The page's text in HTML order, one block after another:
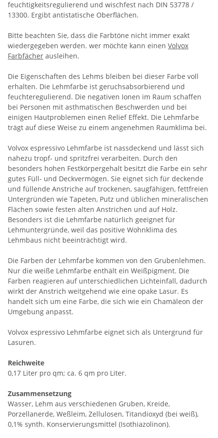
feuchtigkeitsregulierend und wischfest nach DIN 53778 /
13300. Ergibt antistatische Oberflächen.
Bitte beachten Sie, dass die Farbtöne nicht immer exakt
wiedergegeben werden. wer möchte kann einen Volvox
Farbfächer ausleihen.
Die Eigenschaften des Lehms bleiben bei dieser Farbe voll
erhalten. Die Lehmfarbe ist geruchsabsorbierend und
feuchteregulierend. Die negativen Ionen im Raum schaffen
bei Personen mit asthmatischen Beschwerden und bei
einigen Hautproblemen einen Relief Effekt. Die Lehmfarbe
trägt auf diese Weise zu einem angenehmen Raumklima bei.
Volvox espressivo Lehmfarbe ist nassdeckend und lässt sich
nahezu tropf- und spritzfrei verarbeiten. Durch den
besonders hohen Festkörpergehalt besitzt die Farbe ein sehr
gutes Füll- und Deckvermögen. Sie eignet sich für deckende
und füllende Anstriche auf trockenen, saugfähigen, fettfreien
Untergründen wie Tapeten, Putz und üblichen mineralischen
Flächen sowie festen alten Anstrichen und auf Holz.
Besonders ist die Lehmfarbe natürlich geeignet für
Lehmuntergründe, weil das positive Wohnklima des
Lehmbaus nicht beeinträchtigt wird.
Die Farben der Lehmfarbe kommen von den Grubenlehmen.
Nur die weiße Lehmfarbe enthält ein Weißpigment. Die
Farben reagieren auf unterschiedlichen Lichteinfall, dadurch
wirkt der Anstrich weitgehend wie eine opake Lasur. Es
handelt sich um eine Farbe, die sich wie ein Chamäleon der
Umgebung anpasst.
Volvox espressivo Lehmfarbe eignet sich als Untergrund für
Lasuren.
Reichweite
0,17 Liter pro qm; ca. 6 qm pro Liter.
Zusammensetzung
Wasser, Lehm aus verschiedenen Gruben, Kreide,
Porzellanerde, Weßleim, Zellulosen, Titandioxyd (bei weiß),
0,1% synth. Konservierungsmittel (Isothiazolinon).